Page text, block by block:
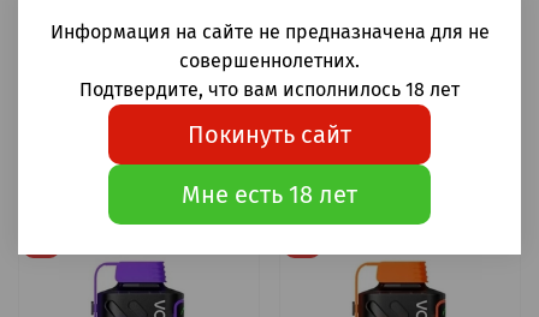
1 550 ₽
Предзаказ
затяжек 20мг (2%)
1 550 ₽
1 100 ₽
Предзаказ
Информация на сайте не предназначена для не
совершеннолетних.
Подтвердите, что вам исполнилось 18 лет
Покинуть сайт
Мне есть 18 лет